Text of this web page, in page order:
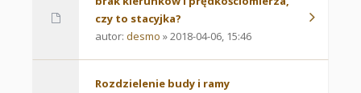
czy to stacyjka?
autor: desmo » 2018-04-06, 15:46
Rozdzielenie budy i ramy